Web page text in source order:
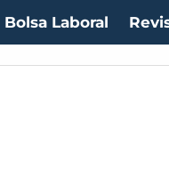
Bolsa Laboral